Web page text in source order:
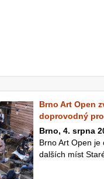
Brno Art Open
doprovodný
Brno, 4. srpna
Brno Art Open
dalších míst